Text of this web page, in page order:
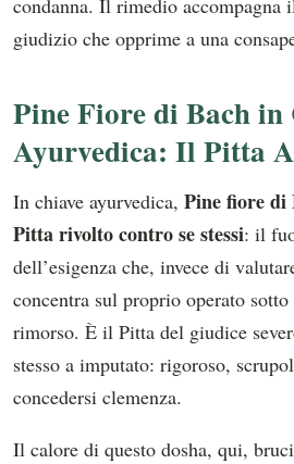
condanna. Il rimedio accompagna
giudizio che opprime a una
Pine Fiore di Bach in
Ayurvedica: Il Pitta
In chiave ayurvedica, Pine fiore di
Pitta rivolto contro se stessi: il
dell’esigenza che, invece di
concentra sul proprio operato
rimorso. È il Pitta del giudice
stesso a imputato: rigoroso,
concedersi clemenza.
Il calore di questo dosha, qui,